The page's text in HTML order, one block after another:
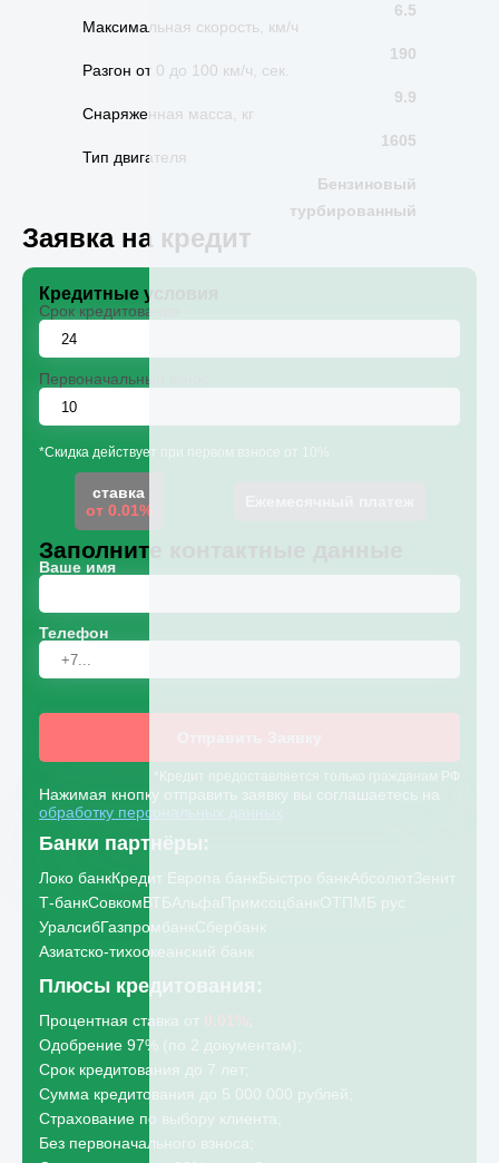
Максимальная скорость, км/ч
Разгон от 0 до 100 км/ч, сек.
Снаряженная масса, кг
Тип двигателя
6.5
190
9.9
1605
Бензиновый
турбированный
Заявка на кредит
Кредитные условия
Срок кредитования
Первоначальный взнос
*Скидка действует при первом взносе от 10%
ставка
от 0.01%
Заполните контактные данные
Ваше имя
Телефон
*Кредит предоставляется только гражданам РФ
Нажимая кнопку отправить заявку вы соглашаетесь на
обработку персональных данных
Банки партнёры:
Локо банкКредит Европа банкБыстро банкАбсолютЗенит
Т-банкСовкомВТБАльфаПримсоцбанкОТПМБ рус
УралсибГазпромбанкСбербанк
Азиатско-тихоокеанский банк
Плюсы кредитования:
Процентная ставка от 0.01%
Одобрение 97% (по 2 документам);
Срок кредитования до 7 лет;
Сумма кредитования до 5 000 000 рублей;
Страхование по выбору клиента;
Без первоначального взноса;